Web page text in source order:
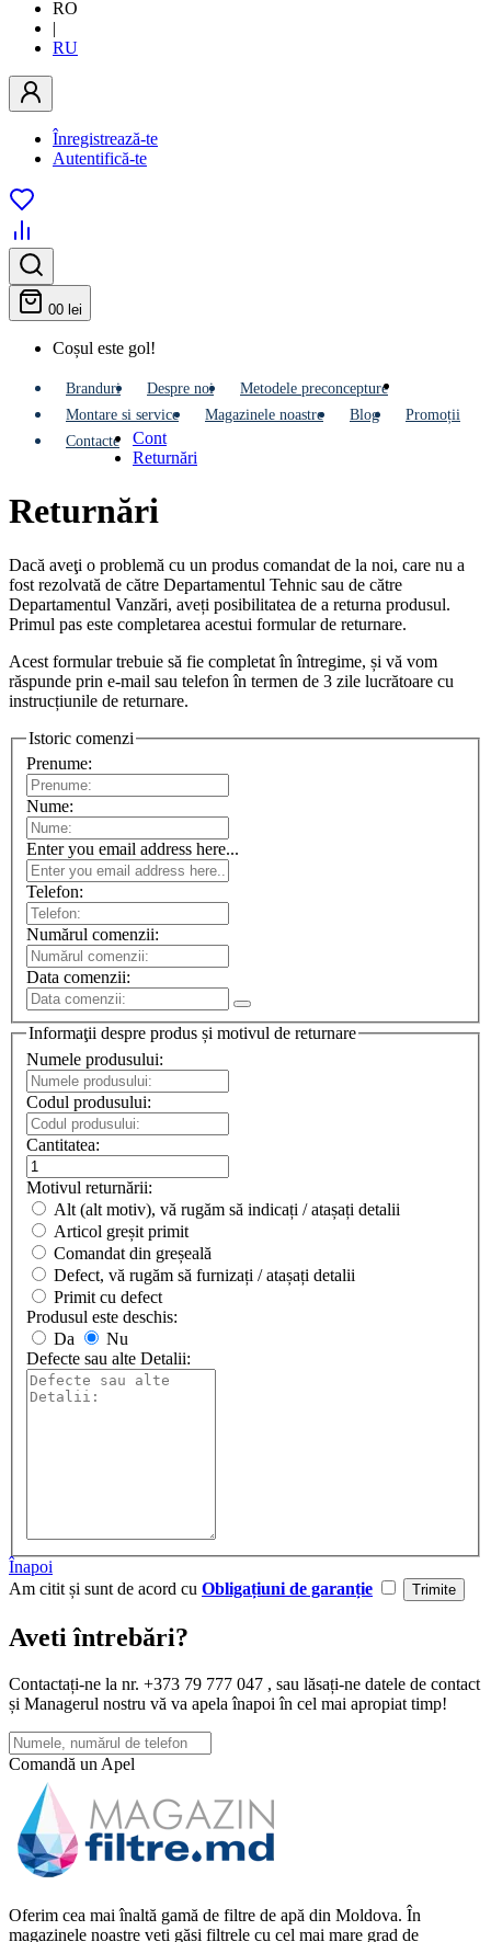
RO
|
RU
Înregistrează-te
Autentifică-te
00 lei
Coșul este gol!
Branduri Despre noi
Metodele preconcepture
Montare si service
Мagazinele noastre Blog
Promoții
Contacte
Cont
Returnări
Returnări
Dacă aveţi o problemă cu un produs comandat de la noi, care nu a
fost rezolvată de către Departamentul Tehnic sau de către
Departamentul Vanzări, aveți posibilitatea de a returna produsul.
Primul pas este completarea acestui formular de returnare.
Acest formular trebuie să fie completat în întregime, și vă vom
răspunde prin e-mail sau telefon în termen de 3 zile lucrătoare cu
instrucțiunile de returnare.
Istoric comenzi
Prenume:
Nume:
Enter you email address here...
Telefon:
Numărul comenzii:
Data comenzii:
Informaţii despre produs și motivul de returnare
Numele produsului:
Codul produsului:
Cantitatea:
Motivul returnării:
Alt (alt motiv), vă rugăm să indicați / atașați detalii
Articol greșit primit
Comandat din greșeală
Defect, vă rugăm să furnizați / atașați detalii
Primit cu defect
Produsul este deschis:
Da
Nu
Defecte sau alte Detalii:
Înapoi
Am citit și sunt de acord cu Obligațiuni de garanție
Aveti întrebări?
Contactați-ne la nr. +373 79 777 047 , sau lăsați-ne datele de contact
și Managerul nostru vă va apela înapoi în cel mai apropiat timp!
Comandă un Apel
Oferim cea mai înaltă gamă de filtre de apă din Moldova. În
magazinele noastre veți găsi filtrele cu cel mai mare grad de